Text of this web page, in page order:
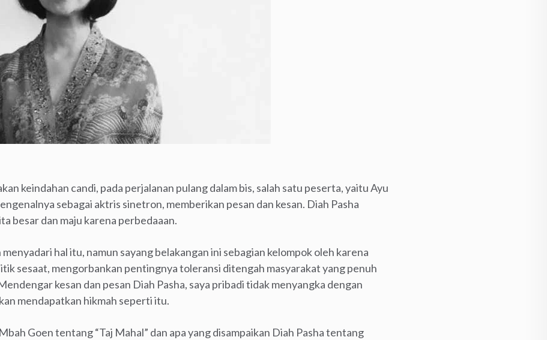
keindahan candi, pada perjalanan pulang dalam bis, salah satu peserta, yaitu Ayu
sebagai aktris sinetron, memberikan pesan dan kesan. Diah Pasha
besar dan maju karena perbedaaan.
menyadari hal itu, namun sayang belakangan ini sebagian kelompok oleh karena
sesaat, mengorbankan pentingnya toleransi ditengah masyarakat yang penuh
kesan dan pesan Diah Pasha, saya pribadi tidak menyangka dengan
mendapatkan hikmah seperti itu.
Goen tentang “Taj Mahal” dan apa yang disampaikan Diah Pasha tentang